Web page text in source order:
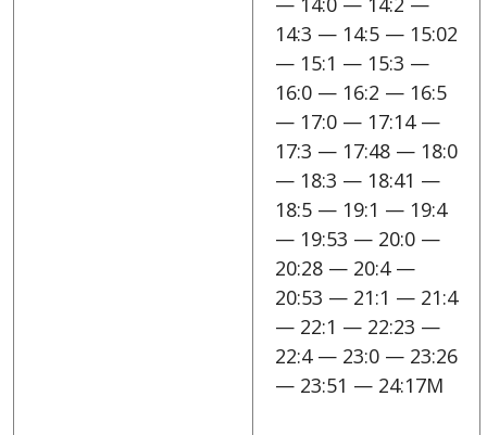
14:3 — 14:5 — 15:02
— 15:1 — 15:3 —
16:0 — 16:2 — 16:5
— 17:0 — 17:14 —
17:3 — 17:48 — 18:0
— 18:3 — 18:41 —
18:5 — 19:1 — 19:4
— 19:53 — 20:0 —
20:28 — 20:4 —
20:53 — 21:1 — 21:4
— 22:1 — 22:23 —
22:4 — 23:0 — 23:26
— 23:51 — 24:17M